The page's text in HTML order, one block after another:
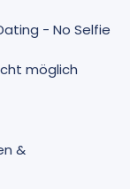
- No Selfie
möglich
&